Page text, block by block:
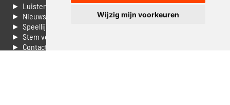
Wijzig mijn voorkeuren
► Luisteren naar Jouwradio
► Nieuws
► Speellijst
► Stem voor de Dag top 3
► Contacteer ons